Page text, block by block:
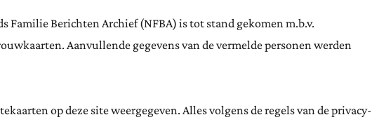
Familie Berichten Archief (NFBA) is tot stand gekomen m.b.v.
Aanvullende gegevens van de vermelde personen werden
op deze site weergegeven. Alles volgens de regels van de privacy-